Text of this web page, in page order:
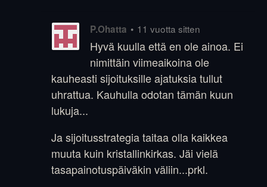
P.Ohatta • 11 vuotta sitten
Hyvä kuulla että en ole ainoa. Ei
nimittäin viimeaikoina ole
kauheasti sijoituksille ajatuksia tullut
uhrattua. Kauhulla odotan tämän kuun
lukuja...
Ja sijoitusstrategia taitaa olla kaikkea
muuta kuin kristallinkirkas. Jäi vielä
tasapainotuspäiväkin väliin...prkl.